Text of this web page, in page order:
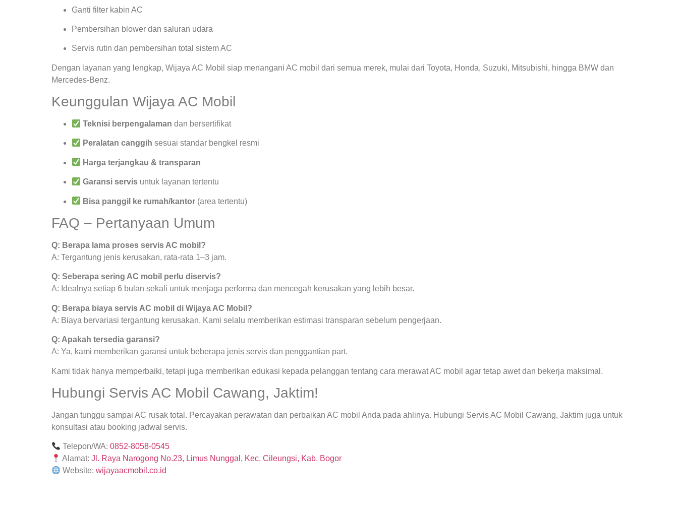
Ganti filter kabin AC
Pembersihan blower dan saluran udara
Servis rutin dan pembersihan total sistem AC
Dengan layanan yang lengkap, Wijaya AC Mobil siap menangani AC mobil dari semua merek, mulai dari Toyota, Honda, Suzuki, Mitsubishi, hingga BMW dan
Mercedes-Benz.
Keunggulan Wijaya AC Mobil
Teknisi berpengalaman dan bersertifikat
Peralatan canggih sesuai standar bengkel resmi
Harga terjangkau & transparan
Garansi servis untuk layanan tertentu
Bisa panggil ke rumah/kantor (area tertentu)
FAQ – Pertanyaan Umum
Q: Berapa lama proses servis AC mobil?
A: Tergantung jenis kerusakan, rata-rata 1–3 jam.
Q: Seberapa sering AC mobil perlu diservis?
A: Idealnya setiap 6 bulan sekali untuk menjaga performa dan mencegah kerusakan yang lebih besar.
Q: Berapa biaya servis AC mobil di Wijaya AC Mobil?
A: Biaya bervariasi tergantung kerusakan. Kami selalu memberikan estimasi transparan sebelum pengerjaan.
Q: Apakah tersedia garansi?
A: Ya, kami memberikan garansi untuk beberapa jenis servis dan penggantian part.
Kami tidak hanya memperbaiki, tetapi juga memberikan edukasi kepada pelanggan tentang cara merawat AC mobil agar tetap awet dan bekerja maksimal.
Hubungi Servis AC Mobil Cawang, Jaktim!
Jangan tunggu sampai AC rusak total. Percayakan perawatan dan perbaikan AC mobil Anda pada ahlinya. Hubungi Servis AC Mobil Cawang, Jaktim juga untuk
konsultasi atau booking jadwal servis.
Telepon/WA:0852-8058-0545
Alamat:Jl. Raya Narogong No.23, Limus Nunggal, Kec. Cileungsi, Kab. Bogor
Website:wijayaacmobil.co.id